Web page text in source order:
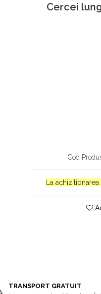
Cercei
Cod
La
TRANSPORT GRATUIT